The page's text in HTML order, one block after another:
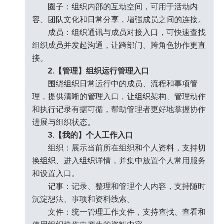
圈子：组织内部的互动空间，可用于活动内
容、团队文化和日常分享，增强成员之间的连接。
成员：组织通讯与成员对接入口，可快速查找
组织成员并发起沟通，让跨部门、跨角色协作更直
接。
2.【管理】组织运行管理入口
围绕组织日常运行中的成员、流程和事项管
理，提供清晰的管理入口，让组织架构、管理动作
和执行记录有据可循，帮助管理者更好地掌握协作
进展与组织状态。
3.【我的】个人工作入口
组织：展示当前所在组织和个人资料，支持切
换组织、进入组织详情，并集中放置个人常用服务
和设置入口。
记事：记录、整理和管理个人内容，支持随时
沉淀想法、事项和资料线索。
文件：统一管理工作文件，支持查找、查看和